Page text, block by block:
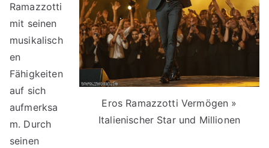
Eros Ramazzotti Vermögen »
Italienischer Star und Millionen
Ramazzotti
mit seinen
musikalisch
en
Fähigkeiten
auf sich
aufmerksa
m. Durch
seinen